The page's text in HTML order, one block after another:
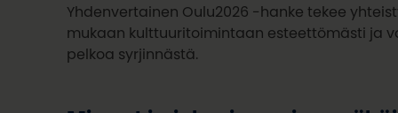
Yhdenvertainen Oulu2026 -hanke tekee
mukaan kulttuuritoimintaan esteettömästi ja
pelkoa syrjinnästä.